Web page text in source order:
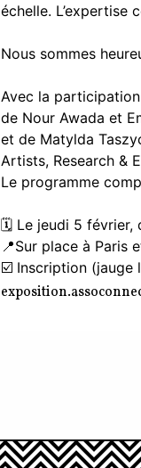
échelle. L’expertise
Nous sommes
Avec la
de Nour Awada et
et de Matylda
Artists, Research &
Le programme
🗓️ Le jeudi 5 février,
📍Sur place à Paris
☑️ Inscription (jauge